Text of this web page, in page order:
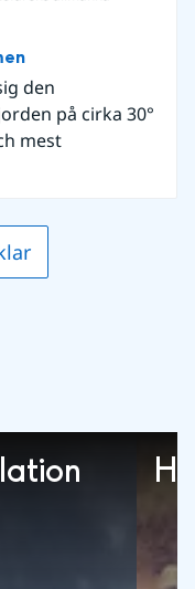
den
på cirka 30°
mest